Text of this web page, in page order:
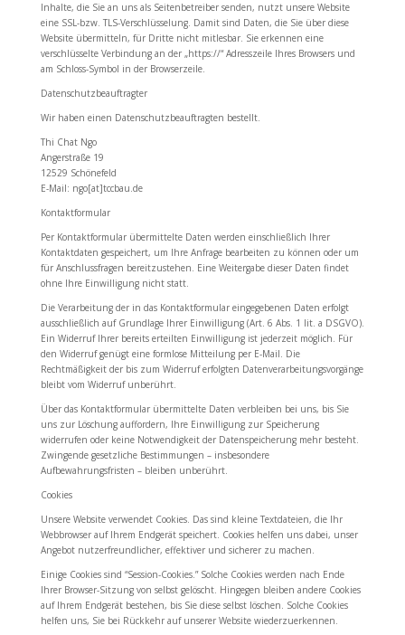
Inhalte, die Sie an uns als Seitenbetreiber senden, nutzt unsere Website
eine SSL-bzw. TLS-Verschlüsselung. Damit sind Daten, die Sie über diese
Website übermitteln, für Dritte nicht mitlesbar. Sie erkennen eine
verschlüsselte Verbindung an der „https://“ Adresszeile Ihres Browsers und
am Schloss-Symbol in der Browserzeile.
Datenschutzbeauftragter
Wir haben einen Datenschutzbeauftragten bestellt.
Thi Chat Ngo
Angerstraße 19
12529 Schönefeld
E-Mail: ngo[at]tccbau.de
Kontaktformular
Per Kontaktformular übermittelte Daten werden einschließlich Ihrer
Kontaktdaten gespeichert, um Ihre Anfrage bearbeiten zu können oder um
für Anschlussfragen bereitzustehen. Eine Weitergabe dieser Daten findet
ohne Ihre Einwilligung nicht statt.
Die Verarbeitung der in das Kontaktformular eingegebenen Daten erfolgt
ausschließlich auf Grundlage Ihrer Einwilligung (Art. 6 Abs. 1 lit. a DSGVO).
Ein Widerruf Ihrer bereits erteilten Einwilligung ist jederzeit möglich. Für
den Widerruf genügt eine formlose Mitteilung per E-Mail. Die
Rechtmäßigkeit der bis zum Widerruf erfolgten Datenverarbeitungsvorgänge
bleibt vom Widerruf unberührt.
Über das Kontaktformular übermittelte Daten verbleiben bei uns, bis Sie
uns zur Löschung auffordern, Ihre Einwilligung zur Speicherung
widerrufen oder keine Notwendigkeit der Datenspeicherung mehr besteht.
Zwingende gesetzliche Bestimmungen – insbesondere
Aufbewahrungsfristen – bleiben unberührt.
Cookies
Unsere Website verwendet Cookies. Das sind kleine Textdateien, die Ihr
Webbrowser auf Ihrem Endgerät speichert. Cookies helfen uns dabei, unser
Angebot nutzerfreundlicher, effektiver und sicherer zu machen.
Einige Cookies sind “Session-Cookies.” Solche Cookies werden nach Ende
Ihrer Browser-Sitzung von selbst gelöscht. Hingegen bleiben andere Cookies
auf Ihrem Endgerät bestehen, bis Sie diese selbst löschen. Solche Cookies
helfen uns, Sie bei Rückkehr auf unserer Website wiederzuerkennen.